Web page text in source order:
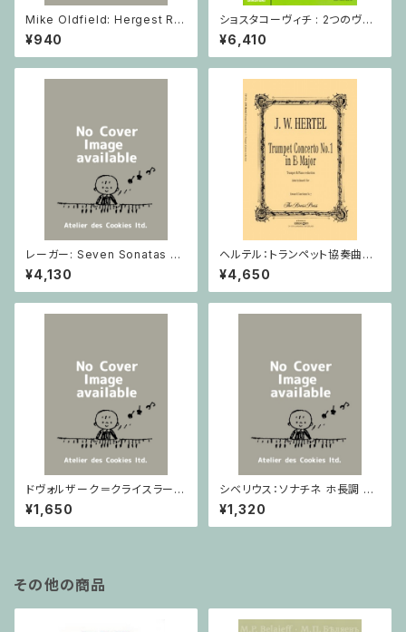
Mike Oldfield: Hergest Rid
ge / ピアノ
¥940
ショスタコーヴィチ : 2つのヴァ
イオリンとピアノのための 5つの
小品 / ヴァイオリン2とピアノ
¥6,410
レーガー: Seven Sonatas o
p. 91 Heft 2 / ヴァイオリン
¥4,130
ヘルテル：トランペット協奏曲第1
番 変ホ長調/トランペット・ピア
ノ
¥4,650
ドヴォルザーク＝クライスラー：
スラヴ幻想曲 ロ短調 from Op.
55-4, Op.75 / ヴァイオリンと
ピアノ
¥1,650
シベリウス：ソナチネ ホ長調 O
p.80 / ヴァイオリンとピアノ
¥1,320
その他の商品